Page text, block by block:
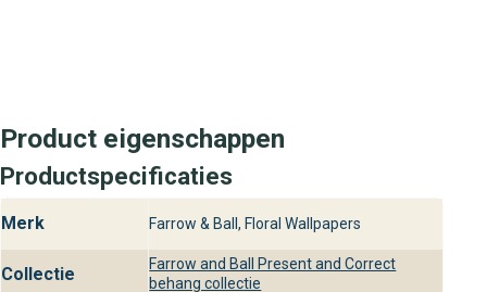
Product eigenschappen
Productspecificaties
Merk Farrow & Ball, Floral Wallpapers
Collectie
Farrow and Ball Present and Correct
behang collectie